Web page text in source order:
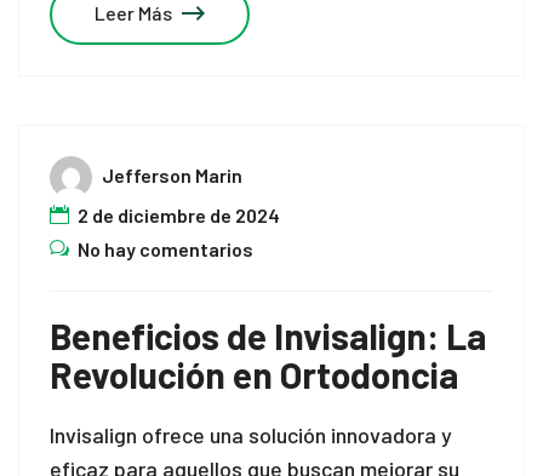
Leer Más
Jefferson Marin
2 de diciembre de 2024
No hay comentarios
Beneficios de Invisalign: La
Revolución en Ortodoncia
Invisalign ofrece una solución innovadora y
eficaz para aquellos que buscan mejorar su